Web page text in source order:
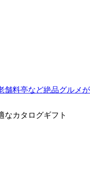
舗料亭など絶品グルメ
なカタログギフト